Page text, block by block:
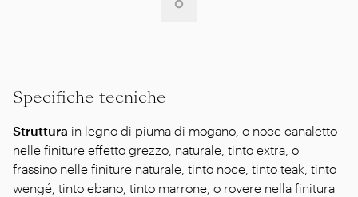
Specifiche tecniche
Struttura in legno di piuma di mogano, o noce canaletto
nelle finiture effetto grezzo, naturale, tinto extra, o
frassino nelle finiture naturale, tinto noce, tinto teak, tinto
wengé, tinto ebano, tinto marrone, o rovere nella finitura